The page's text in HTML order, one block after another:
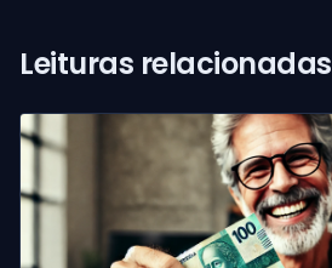
Leituras relacionadas